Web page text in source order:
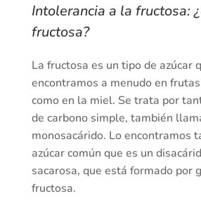
Intolerancia a la fructosa:
fructosa?
La fructosa es un tipo de azúcar
encontramos a menudo en
como en la miel. Se trata por
de carbono simple, también
monosacárido. Lo encontramos
azúcar común que es un
sacarosa, que está formado por
fructosa.